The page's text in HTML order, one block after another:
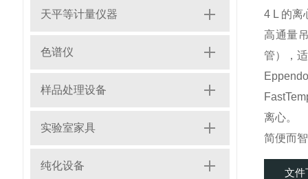
天平等计量仪器
色谱仪
样品处理设备
实验室家具
纯化设备
4 L 的离
高通量
管），
离心。
简便而
文件